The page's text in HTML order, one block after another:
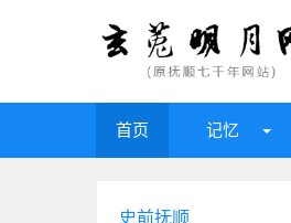
首页 记忆
史前抚顺